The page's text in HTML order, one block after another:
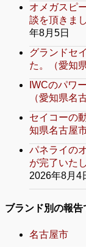
オメガスピ
談を頂きま
年8月5日
グランドセ
た。（愛知
IWCのパワ
（愛知県名
セイコーの
知県名古屋
パネライの
が完了いた
2026年8月4
ブランド別の報告
名古屋市